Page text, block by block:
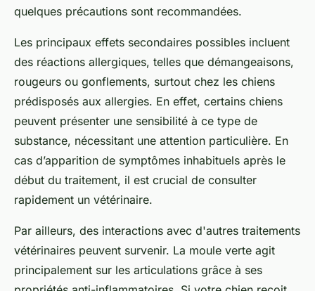
quelques précautions sont recommandées.
Les principaux effets secondaires possibles incluent
des réactions allergiques, telles que démangeaisons,
rougeurs ou gonflements, surtout chez les chiens
prédisposés aux allergies. En effet, certains chiens
peuvent présenter une sensibilité à ce type de
substance, nécessitant une attention particulière. En
cas d’apparition de symptômes inhabituels après le
début du traitement, il est crucial de consulter
rapidement un vétérinaire.
Par ailleurs, des interactions avec d'autres traitements
vétérinaires peuvent survenir. La moule verte agit
principalement sur les articulations grâce à ses